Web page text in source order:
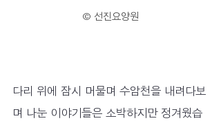
© 선진요양원
다리 위에 잠시 머물며 수암천을 내려다보
며 나눈 이야기들은 소박하지만 정겨웠습